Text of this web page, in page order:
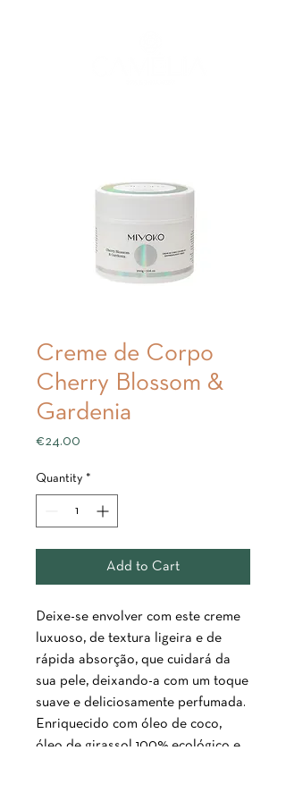
Creme de Corpo
Cherry Blossom &
Gardenia
€24.00
Quantity *
Add to Cart
Deixe-se envolver com este creme
luxuoso, de textura ligeira e de
rápida absorção, que cuidará da
sua pele, deixando-a com um toque
suave e deliciosamente perfumada.
Enriquecido com óleo de coco,
óleo de girassol 100% ecológico e